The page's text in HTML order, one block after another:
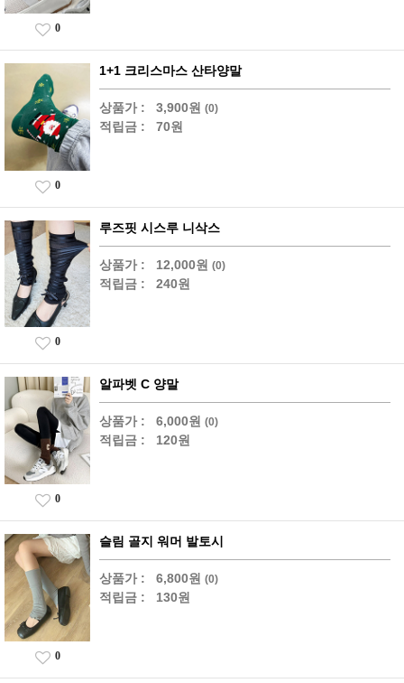
0
1+1 크리스마스 산타양말
상품가 : 3,900원 (0)
적립금 : 70원
0
루즈핏 시스루 니삭스
상품가 : 12,000원 (0)
적립금 : 240원
0
알파벳 C 양말
상품가 : 6,000원 (0)
적립금 : 120원
0
슬림 골지 워머 발토시
상품가 : 6,800원 (0)
적립금 : 130원
0